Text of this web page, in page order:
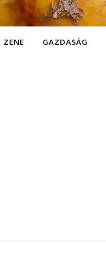
ZENE GAZDASÁG